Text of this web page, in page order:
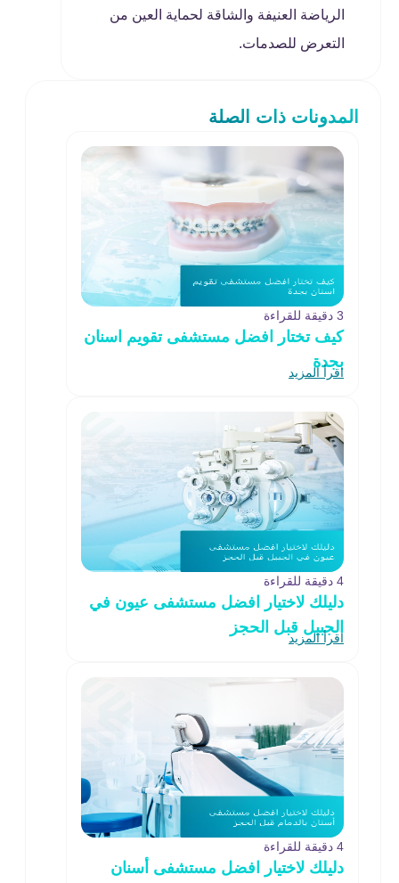
الرياضة العنيفة والشاقة لحماية العين من
التعرض للصدمات.
المدونات ذات الصلة
3 دقيقة للقراءة
كيف تختار افضل مستشفى تقويم اسنان
بجدة
اقرأ المزيد
4 دقيقة للقراءة
دليلك لاختيار افضل مستشفى عيون في
الجبيل قبل الحجز
اقرأ المزيد
4 دقيقة للقراءة
دليلك لاختيار افضل مستشفى أسنان